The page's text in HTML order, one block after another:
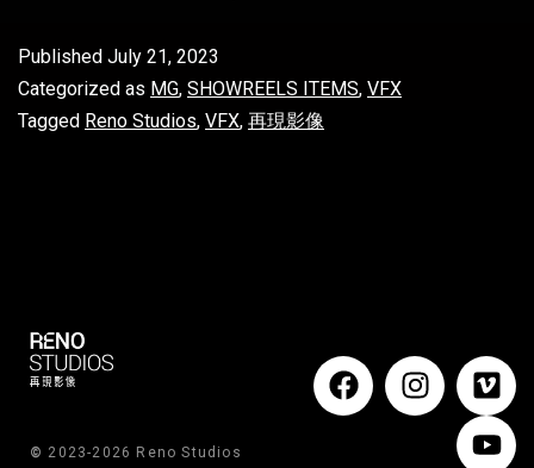
Published July 21, 2023
Categorized as MG, SHOWREELS ITEMS, VFX
Tagged Reno Studios, VFX, 再現影像
© 2023-2026 Reno Studios